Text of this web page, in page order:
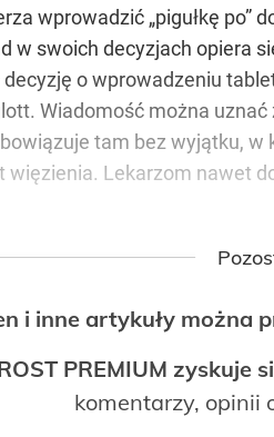
wprowadzić „pigułkę po”
w swoich decyzjach opiera
o wprowadzeniu
Wiadomość można
tam bez wyjątku,
więzienia. Lekarzom nawet
i inne artykuły można
PREMIUM zyskuje
komentarzy, opinii